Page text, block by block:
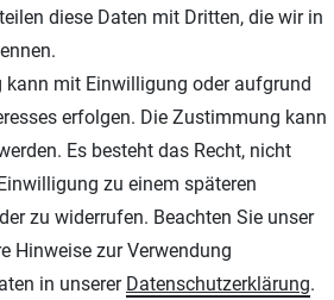
Datenschutz Impressum
Gesamtsortiment
diese Daten mit Dritten, die wir in
kann mit Einwilligung oder aufgrund
erfolgen. Die Zustimmung kann
Es besteht das Recht, nicht
zu einem späteren
zu widerrufen. Beachten Sie unser
Hinweise zur Verwendung
in unserer Daten­schutz­erklärung.